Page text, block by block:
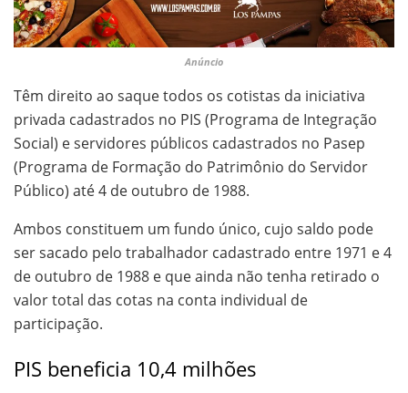
Anúncio
Têm direito ao saque todos os cotistas da iniciativa
privada cadastrados no PIS (Programa de Integração
Social) e servidores públicos cadastrados no Pasep
(Programa de Formação do Patrimônio do Servidor
Público) até 4 de outubro de 1988.
Ambos constituem um fundo único, cujo saldo pode
ser sacado pelo trabalhador cadastrado entre 1971 e 4
de outubro de 1988 e que ainda não tenha retirado o
valor total das cotas na conta individual de
participação.
PIS beneficia 10,4 milhões